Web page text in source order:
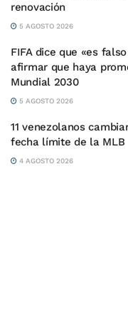
renovación
5 AGOSTO 2026
FIFA dice que «es
afirmar que haya
Mundial 2030
5 AGOSTO 2026
11 venezolanos
fecha límite de la MLB
4 AGOSTO 2026